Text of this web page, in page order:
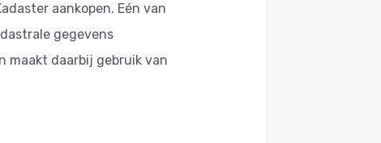
aankopen. Eén van
gegevens
maakt daarbij gebruik van